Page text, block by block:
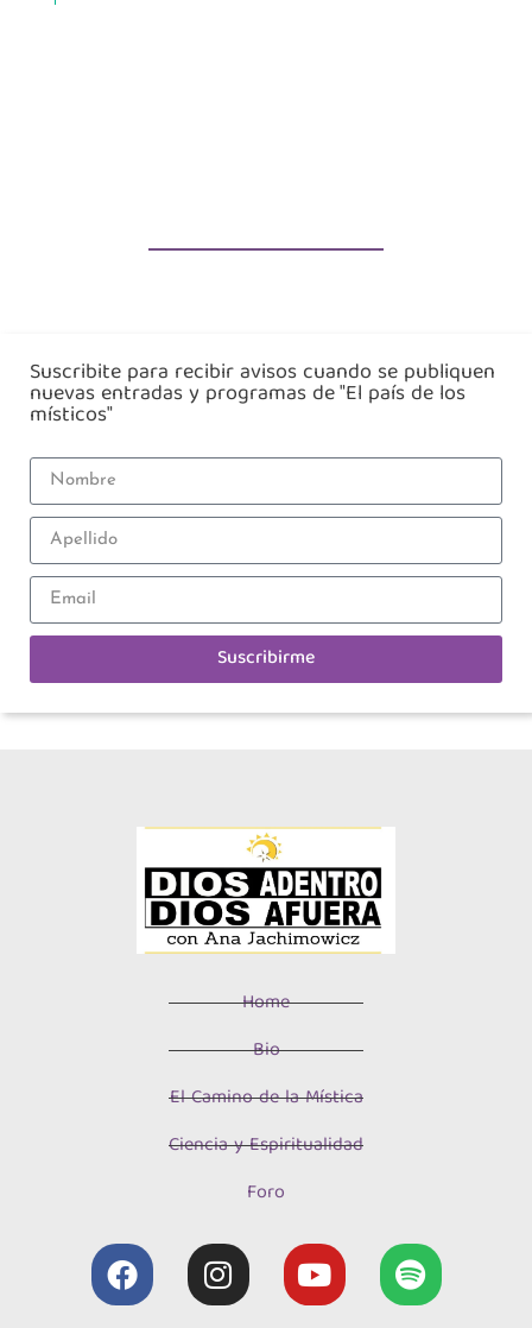
Suscribite para recibir avisos cuando se publiquen
nuevas entradas y programas de "El país de los
místicos"
Suscribirme
Home
Bio
El Camino de la Mística
Ciencia y Espiritualidad
Foro